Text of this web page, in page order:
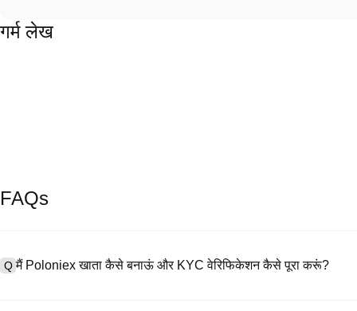
गर्म लेख
FAQs
Q मैं Poloniex खाता कैसे बनाऊं और KYC वेरिफिकेशन कैसे पूरा करूं?